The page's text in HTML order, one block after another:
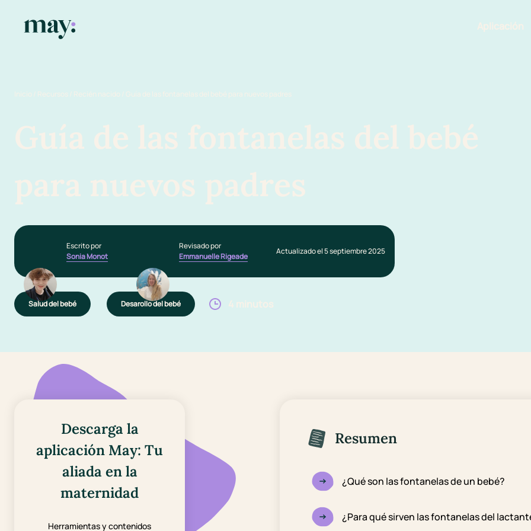
Aplicación
Inicio / Recursos / Recién nacido / Guía de las fontanelas del bebé para nuevos padres
Guía de las fontanelas del bebé
para nuevos padres
Escrito por
Sonia Monot
Revisado por
Emmanuelle Rigeade
Actualizado el 5 septiembre 2025
Salud del bebé Desarollo del bebé 4 minutos
Descarga la
aplicación May: Tu
aliada en la
maternidad
Herramientas y contenidos
Resumen
¿Qué son las fontanelas de un bebé?
¿Para qué sirven las fontanelas del